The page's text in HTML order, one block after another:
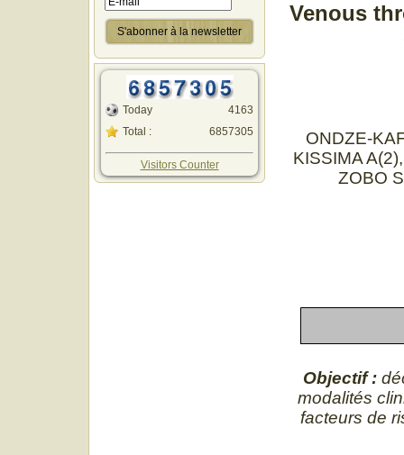
Today
Total :
4163
6857305
Visitors Counter
Venous
ONDZE-
KISSIMA
ZOBO
Objectif :
modalités
facteurs de